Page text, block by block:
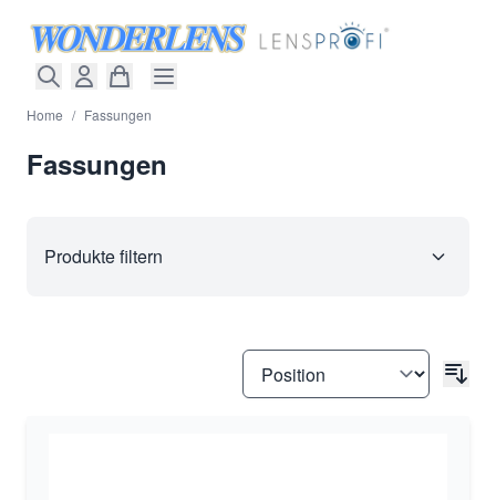
Home / Fassungen
Fassungen
Produkte filtern